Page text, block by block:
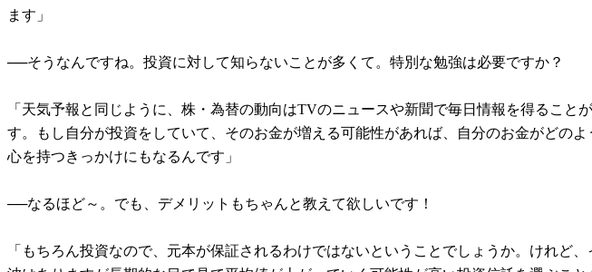
ます」
──そうなんですね。投資に対して知らないことが多くて。特別な勉強は必要ですか？
「天気予報と同じように、株・為替の動向はTVのニュースや新聞で毎日情報を得るこ
す。もし自分が投資をしていて、そのお金が増える可能性があれば、自分のお金がど
心を持つきっかけにもなるんです」
──なるほど～。でも、デメリットもちゃんと教えて欲しいです！
「もちろん投資なので、元本が保証されるわけではないということでしょうか。けれど